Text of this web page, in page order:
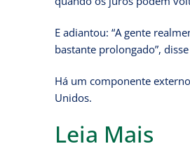
E adiantou: “A gente
bastante prolongado”,
Há um componente
Unidos.
Leia Mais